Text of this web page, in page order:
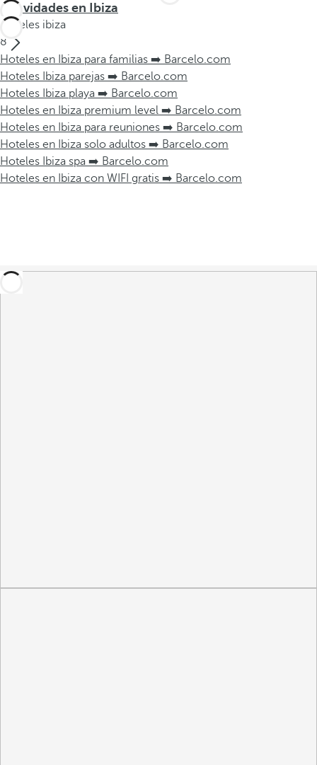
Actividades en Ibiza
Hoteles ibiza
8
Hoteles en Ibiza para familias ➡️ Barcelo.com
Hoteles Ibiza parejas ➡️ Barcelo.com
Hoteles Ibiza playa ➡️ Barcelo.com
Hoteles en Ibiza premium level ➡️ Barcelo.com
Hoteles en Ibiza para reuniones ➡️ Barcelo.com
Hoteles en Ibiza solo adultos ➡️ Barcelo.com
Hoteles Ibiza spa ➡️ Barcelo.com
Hoteles en Ibiza con WIFI gratis ➡️ Barcelo.com